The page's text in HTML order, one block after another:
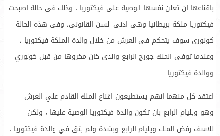
باقناعها ان تعلن نفسها الوصية على فيكتوريا ، وذلك فى حالة اصبحت
فيكتوريا ملكة بريطانيا وهى ادنى السن القانونى، وفى هذه الحالة
كونورى سوف يتحكم فى العرش من خلال والدة الملكة فيكتوريا ،
وعندما توفى الملك جورج الرابع والذى كان مكروها من قبل كونوري
ووالدة فيكتوريا .
اعتقد كل منهما انهم يستطيعون اقناع الملك القادم علي العرش
وهو ويليام الرابع بان تكون والدة فيكتوريا الوصية عليها ، ولكن
للاسف رفض الملك ويليام الرابع وبشدة ولم يثق في والدة فيكتوريا ،